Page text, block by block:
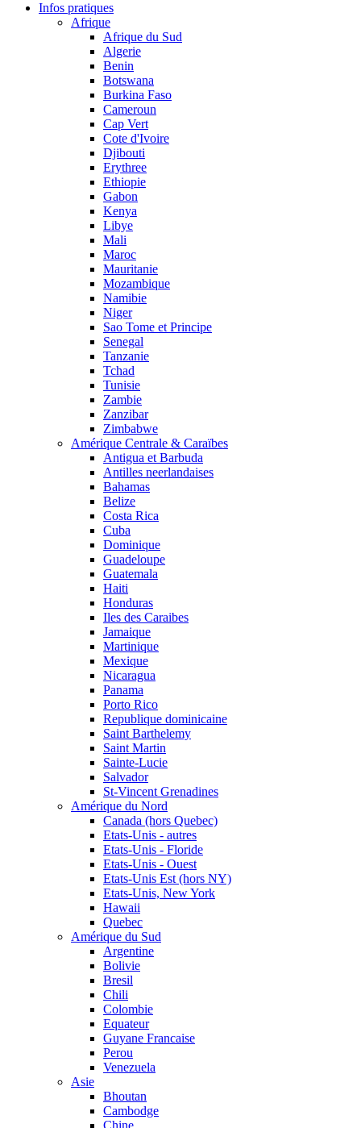
Infos pratiques
Afrique
Afrique du Sud
Algerie
Benin
Botswana
Burkina Faso
Cameroun
Cap Vert
Cote d'Ivoire
Djibouti
Erythree
Ethiopie
Gabon
Kenya
Libye
Mali
Maroc
Mauritanie
Mozambique
Namibie
Niger
Sao Tome et Principe
Senegal
Tanzanie
Tchad
Tunisie
Zambie
Zanzibar
Zimbabwe
Amérique Centrale & Caraïbes
Antigua et Barbuda
Antilles neerlandaises
Bahamas
Belize
Costa Rica
Cuba
Dominique
Guadeloupe
Guatemala
Haiti
Honduras
Iles des Caraibes
Jamaique
Martinique
Mexique
Nicaragua
Panama
Porto Rico
Republique dominicaine
Saint Barthelemy
Saint Martin
Sainte-Lucie
Salvador
St-Vincent Grenadines
Amérique du Nord
Canada (hors Quebec)
Etats-Unis - autres
Etats-Unis - Floride
Etats-Unis - Ouest
Etats-Unis Est (hors NY)
Etats-Unis, New York
Hawaii
Quebec
Amérique du Sud
Argentine
Bolivie
Bresil
Chili
Colombie
Equateur
Guyane Francaise
Perou
Venezuela
Asie
Bhoutan
Cambodge
Chine